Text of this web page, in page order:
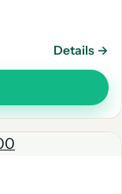
Details →